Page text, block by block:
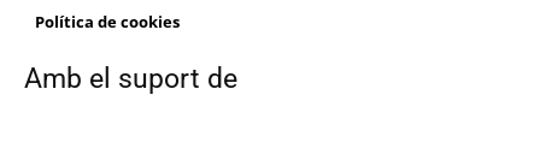
Política de cookies
Amb el suport de